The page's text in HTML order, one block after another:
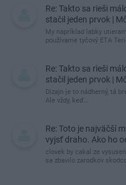
Re: Takto sa rieši
stačil jeden prvok |
My napríklad labky
používame tyčový ETA
Re: Takto sa rieši
stačil jeden prvok |
Dizajn je to nádherný, tá
Ale vždy, keď…
Re: Toto je najväčší
vyjsť draho. Ako ho
clovek by cakal ze
sa zbavilo zarodkov